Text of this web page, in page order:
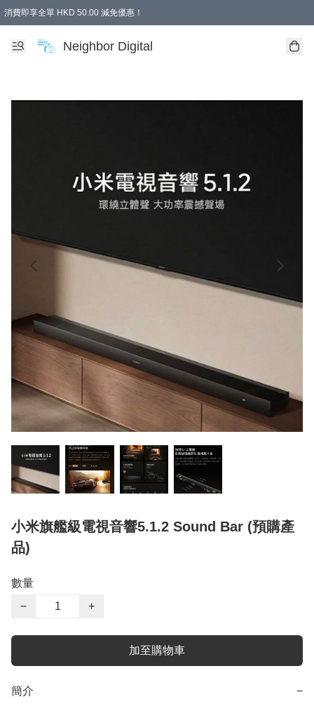
消費即享全單 HKD 50.00 減免優惠！
Neighbor Digital
小米旗艦級電視音響5.1.2 Sound Bar (預購產
品)
數量
−
+
加至購物車
簡介 −